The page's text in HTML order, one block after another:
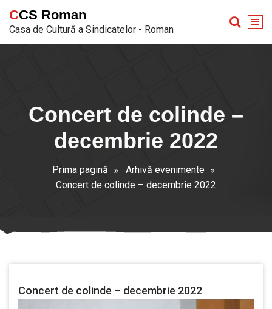
conținut
CCS Roman
Casa de Cultură a Sindicatelor - Roman
Concert de colinde –
decembrie 2022
Prima pagină
Arhivă evenimente
Concert de colinde – decembrie 2022
Concert de colinde – decembrie 2022